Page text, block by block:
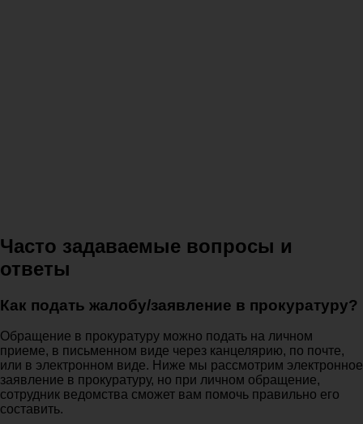
Часто задаваемые вопросы и
ответы
Как подать жалобу/заявление в прокуратуру?
Обращение в прокуратуру можно подать на личном
приеме, в письменном виде через канцелярию, по почте,
или в электронном виде. Ниже мы рассмотрим электронное
заявление в прокуратуру, но при личном обращение,
сотрудник ведомства сможет вам помочь правильно его
составить.